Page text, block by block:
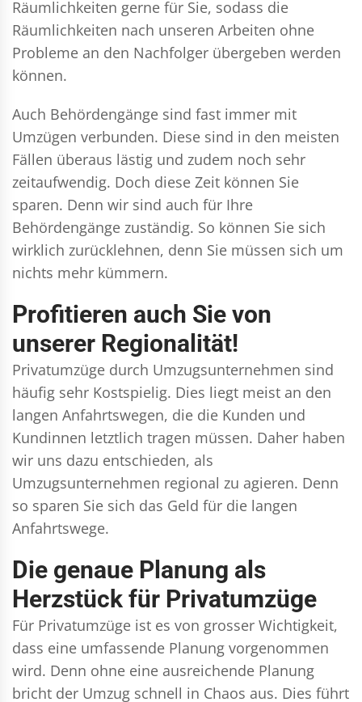
Räumlichkeiten gerne für Sie, sodass die
Räumlichkeiten nach unseren Arbeiten ohne
Probleme an den Nachfolger übergeben werden
können.
Auch Behördengänge sind fast immer mit
Umzügen verbunden. Diese sind in den meisten
Fällen überaus lästig und zudem noch sehr
zeitaufwendig. Doch diese Zeit können Sie
sparen. Denn wir sind auch für Ihre
Behördengänge zuständig. So können Sie sich
wirklich zurücklehnen, denn Sie müssen sich um
nichts mehr kümmern.
Profitieren auch Sie von
unserer Regionalität!
Privatumzüge durch Umzugsunternehmen sind
häufig sehr Kostspielig. Dies liegt meist an den
langen Anfahrtswegen, die die Kunden und
Kundinnen letztlich tragen müssen. Daher haben
wir uns dazu entschieden, als
Umzugsunternehmen regional zu agieren. Denn
so sparen Sie sich das Geld für die langen
Anfahrtswege.
Die genaue Planung als
Herzstück für Privatumzüge
Für Privatumzüge ist es von grosser Wichtigkeit,
dass eine umfassende Planung vorgenommen
wird. Denn ohne eine ausreichende Planung
bricht der Umzug schnell in Chaos aus. Dies führt